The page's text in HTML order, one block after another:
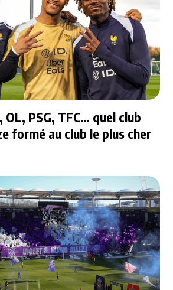
OL, PSG, TFC… quel club
formé au club le plus cher